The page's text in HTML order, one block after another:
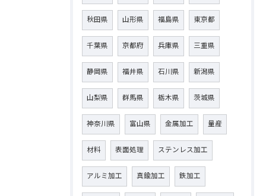
秋田県 山形県 福島県 東京都
千葉県 京都府 兵庫県 三重県
静岡県 福井県 石川県 新潟県
山梨県 群馬県 栃木県 茨城県
神奈川県 富山県 金属加工 量産
材料 表面処理 ステンレス加工
アルミ加工 真鍮加工 鉄加工